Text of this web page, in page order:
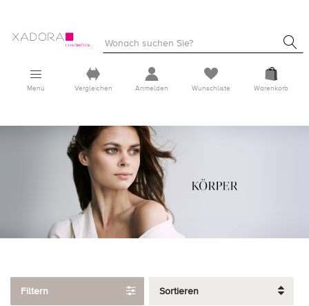
Menü Vergleichen Anmelden Wunschliste Warenkorb
Filtern Sortieren